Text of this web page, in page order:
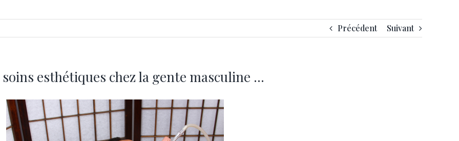
Précédent Suivant
esthétiques chez la gente masculine …